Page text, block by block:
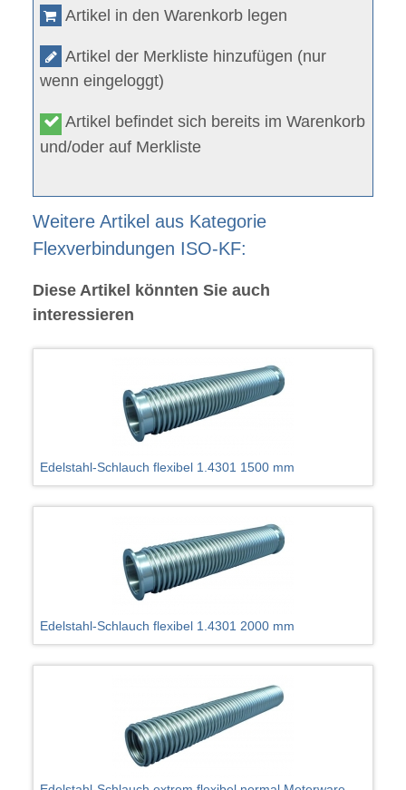
Artikel in den Warenkorb legen
Artikel der Merkliste hinzufügen (nur
wenn eingeloggt)
Artikel befindet sich bereits im Warenkorb
und/oder auf Merkliste
Weitere Artikel aus Kategorie
Flexverbindungen ISO-KF:
Diese Artikel könnten Sie auch
interessieren
Edelstahl-Schlauch flexibel 1.4301 1500 mm
Edelstahl-Schlauch flexibel 1.4301 2000 mm